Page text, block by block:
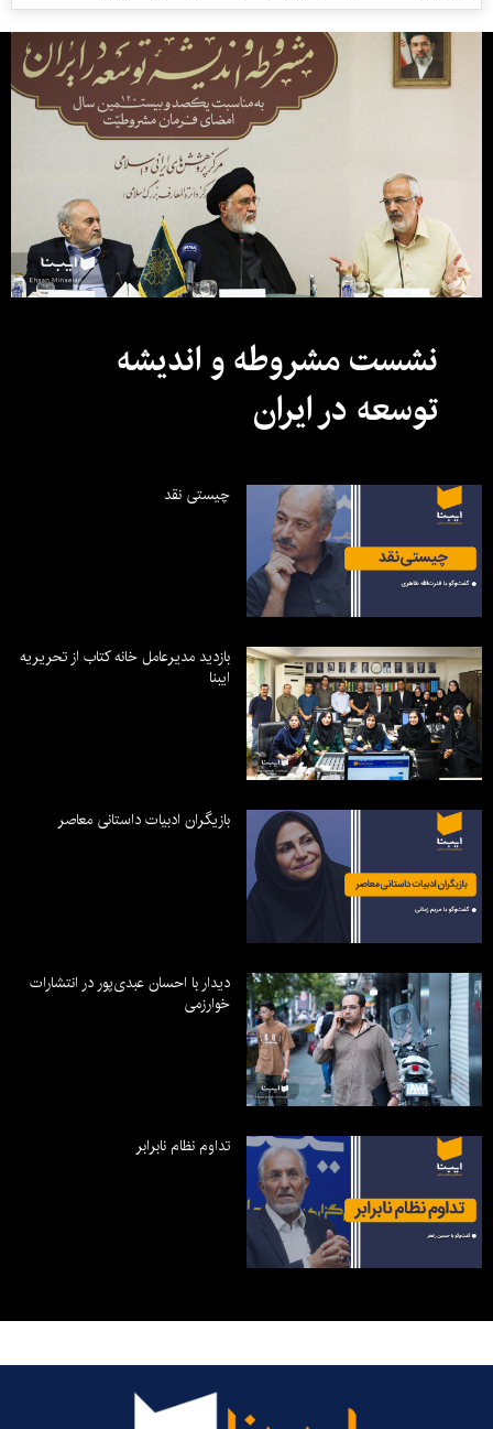
نشست مشروطه و اندیشه
توسعه در ایران
چیستی نقد
بازدید مدیرعامل خانه کتاب از تحریریه
ایبنا
بازیگران ادبیات داستانی معاصر
دیدار با احسان عبدی‌پور در انتشارات
خوارزمی
تداوم نظام نابرابر